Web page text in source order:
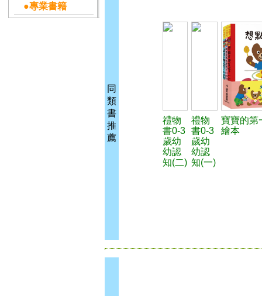
●專業書籍
同
類
書
推
薦
禮物
書0-3
歲幼
幼認
知(二)
禮物
書0-3
歲幼
幼認
知(一)
寶寶的第
繪本